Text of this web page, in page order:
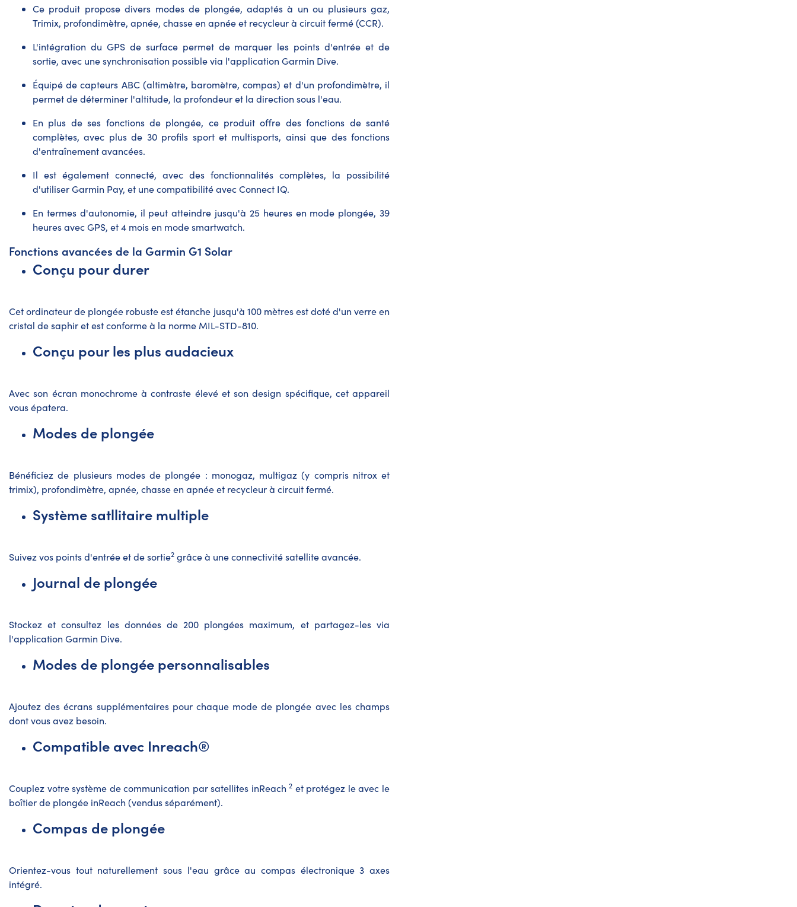
Ce produit propose divers modes de plongée, adaptés à un ou plusieurs gaz,
Trimix, profondimètre, apnée, chasse en apnée et recycleur à circuit fermé (CCR).
L'intégration du GPS de surface permet de marquer les points d'entrée et de
sortie, avec une synchronisation possible via l'application Garmin Dive.
Équipé de capteurs ABC (altimètre, baromètre, compas) et d'un profondimètre, il
permet de déterminer l'altitude, la profondeur et la direction sous l'eau.
En plus de ses fonctions de plongée, ce produit offre des fonctions de santé
complètes, avec plus de 30 profils sport et multisports, ainsi que des fonctions
d'entraînement avancées.
Il est également connecté, avec des fonctionnalités complètes, la possibilité
d'utiliser Garmin Pay, et une compatibilité avec Connect IQ.
En termes d'autonomie, il peut atteindre jusqu'à 25 heures en mode plongée, 39
heures avec GPS, et 4 mois en mode smartwatch.
Fonctions avancées de la Garmin G1 Solar
Conçu pour durer
Cet ordinateur de plongée robuste estétanche jusqu'à 100 mètresest doté d'un verre en
cristal de saphir et est conforme à la norme MIL-STD-810.
Conçu pour les plus audacieux
Avec son écran monochrome à contraste élevé et son design spécifique, cet appareil
vous épatera.
Modes de plongée
Bénéficiez de plusieurs modes de plongée : monogaz, multigaz (y compris nitrox et
trimix), profondimètre, apnée, chasse en apnée et recycleur à circuit fermé.
Système satllitaire multiple
Suivez vos points d'entrée et de sortie2 grâce à une connectivité satellite avancée.
Journal de plongée
Stockez et consultez les données de 200 plongées maximum, et partagez-les via
l'application Garmin Dive.
Modes de plongée personnalisables
Ajoutez des écrans supplémentaires pour chaque mode de plongée avec les champs
dont vous avez besoin.
Compatible avec Inreach®
Couplez votre système de communication par satellites inReach 2 et protégez le avec le
boîtier de plongée inReach (vendus séparément).
Compas de plongée
Orientez-vous tout naturellement sous l'eau grâce au compas électronique 3 axes
intégré.